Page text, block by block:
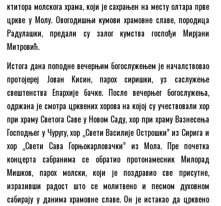
ктитора молскога храма, који је сахрањен на месту олтара прве
цркве у Молу. Овогодишњи кумови храмовне славе, породица
Радулашки, предали су залог кумства госпођи Мирјани
Митровић.
Истога дана поподне вечерњим богослужењем је началствовао
протојереј Јован Кисин, парох сиришки, уз саслужење
свештенства Епархије бачке. После вечерњег богослужења,
одржана је смотра црквених хорова на којој су учествовали хор
при храму Светога Саве у Новом Саду, хор при храму Вазнесења
Господњег у Чуругу, хор „Свети Василије Острошки” из Сирига и
хор „Свети Сава Горњокарловачки” из Мола. Пре почетка
концерта сабранима се обратио протонамесник Милорад
Мишков, парох молски, који је поздравио све присутне,
изразивши радост што се молитвено и песмом духовном
сабирају у данима храмовне славе. Он је истакао да црквено